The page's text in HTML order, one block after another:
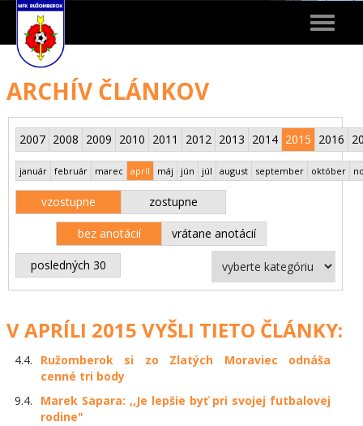
Toggle
ARCHÍV ČLÁNKOV
2007 2008 2009 2010 2011 2012 2013 2014 2015 2016
január február marec apríl máj jún júl august september október
vzostupne zostupne
bez anotácií vrátane anotácií
posledných 30
V APRÍLI 2015 VYŠLI TIETO ČLÁNKY:
4.4.
Ružomberok si zo Zlatých Moraviec odnáša
cenné tri body
9.4.
Marek Sapara: ,,Je lepšie byť pri svojej futbalovej
rodine"